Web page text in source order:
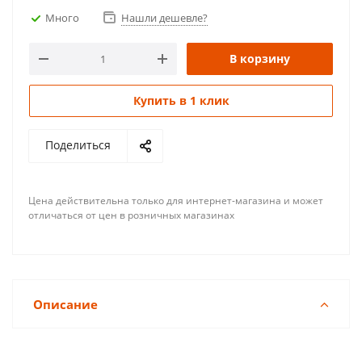
Много Нашли дешевле?
В корзину
Купить в 1 клик
Поделиться
Цена действительна только для интернет-магазина и может
отличаться от цен в розничных магазинах
Описание